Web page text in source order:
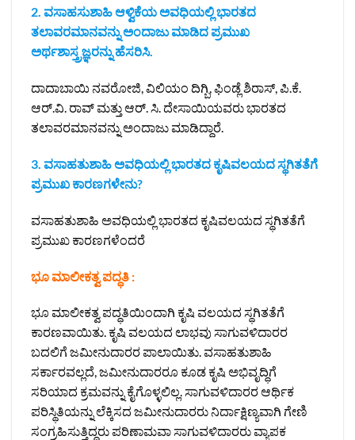
2. ವಸಾಹಸುಶಾಹಿ ಆಳ್ವಿಕೆಯ ಅವಧಿಯಲ್ಲಿ ಭಾರತದ
ತಲಾವರಮಾನವನ್ನು ಅಂದಾಜು ಮಾಡಿದ ಪ್ರಮುಖ
ಅರ್ಥಶಾಸ್ತ್ರಜ್ಞರನ್ನು ಹೆಸರಿಸಿ.
ದಾದಾಬಾಯಿ ನವರೋಜಿ, ವಿಲಿಯಂ ದಿಗ್ಬಿ, ಫಿಂಡ್ಲೆ ಶಿರಾಸ್, ಪಿ.ಕೆ.
ಆರ್.ವಿ. ರಾವ್ ಮತ್ತು ಆರ್. ಸಿ. ದೇಸಾಯಿಯವರು ಭಾರತದ
ತಲಾವರಮಾನವನ್ನು ಅಂದಾಜು ಮಾಡಿದ್ದಾರೆ.
3. ವಸಾಹತುಶಾಹಿ ಅವಧಿಯಲ್ಲಿ ಭಾರತದ ಕೃಷಿವಲಯದ ಸ್ಥಗಿತತೆಗೆ
ಪ್ರಮುಖ ಕಾರಣಗಳೇನು?
ವಸಾಹತುಶಾಹಿ ಅವಧಿಯಲ್ಲಿ ಭಾರತದ ಕೃಷಿವಲಯದ ಸ್ಥಗಿತತೆಗೆ
ಪ್ರಮುಖ ಕಾರಣಗಳೆಂದರೆ
ಭೂ ಮಾಲೀಕತ್ವ ಪದ್ಧತಿ :
ಭೂ ಮಾಲೀಕತ್ವ ಪದ್ಧತಿಯಿಂದಾಗಿ ಕೃಷಿ ವಲಯದ ಸ್ಥಗಿತತೆಗೆ
ಕಾರಣವಾಯಿತು. ಕೃಷಿ ವಲಯದ ಲಾಭವು ಸಾಗುವಳಿದಾರರ
ಬದಲಿಗೆ ಜಮೀನುದಾರರ ಪಾಲಾಯಿತು. ವಸಾಹತುಶಾಹಿ
ಸರ್ಕಾರವಲ್ಲದೆ, ಜಮೀನುದಾರರೂ ಕೂಡ ಕೃಷಿ ಅಭಿವೃದ್ಧಿಗೆ
ಸರಿಯಾದ ಕ್ರಮವನ್ನು ಕೈಗೊಳ್ಳಲಿಲ್ಲ. ಸಾಗುವಳಿದಾರರ ಆರ್ಥಿಕ
ಪರಿಸ್ಥಿತಿಯನ್ನು ಲೆಕ್ಕಿಸದ ಜಮೀನುದಾರರು ನಿರ್ದಾಕ್ಷಿಣ್ಯವಾಗಿ ಗೇಣಿ
ಸಂಗ್ರಹಿಸುತ್ತಿದ್ದರು ಪರಿಣಾಮವಾ ಸಾಗುವಳಿದಾರರು ವ್ಯಾಪಕ